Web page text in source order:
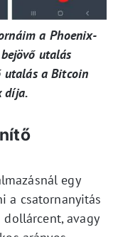
a Phoenix-
utalás
utalás a Bitcoin
díja.
egy
a csatornanyitás
avagy